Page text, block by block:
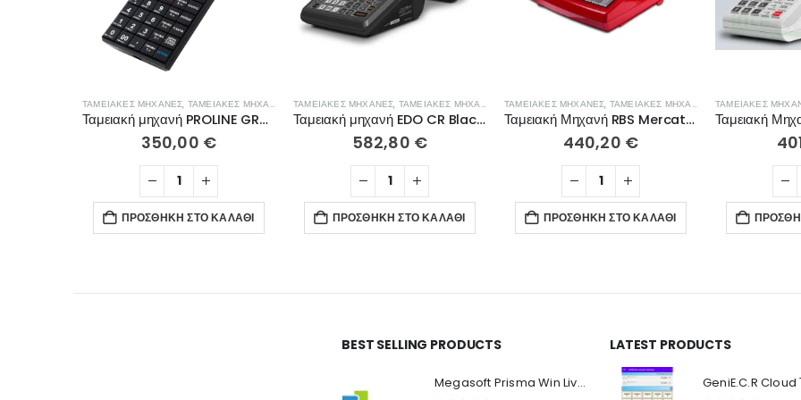
ΤΑΜΕΙΑΚΈΣ ΜΗΧΑΝΈΣ, ΤΑΜΕΙΑΚΈΣ ΜΗΧΑΝΈΣ ΛΙΑΝΙΚΉΣ
Ταμειακή μηχανή PROLINE GRANDe WIFI
350,00 €
ΠΡΟΣΘΉΚΗ ΣΤΟ ΚΑΛΆΘΙ
ΤΑΜΕΙΑΚΈΣ ΜΗΧΑΝΈΣ, ΤΑΜΕΙΑΚΈΣ ΜΗΧΑΝΈΣ ΛΙΑΝΙΚΉΣ
Ταμειακή μηχανή EDO CR Black ΜΕ ΔΟΣΕΙΣ
582,80 €
ΠΡΟΣΘΉΚΗ ΣΤΟ ΚΑΛΆΘΙ
ΤΑΜΕΙΑΚΈΣ ΜΗΧΑΝΈΣ, ΤΑΜΕΙΑΚΈΣ ΜΗΧΑΝΈΣ ΛΙΑΝΙΚΉΣ
Ταμειακή Μηχανή RBS Mercato CR Red χωρίς μπαταρία ΜΕ ΔΟΣΕΙΣ
440,20 €
ΠΡΟΣΘΉΚΗ ΣΤΟ ΚΑΛΆΘΙ
ΤΑΜΕΙΑΚΈΣ
BEST SELLING PRODUCTS
Megasoft Prisma Win Live Viewer
LATEST PRODUCTS
Ο Λογαριασμός μου